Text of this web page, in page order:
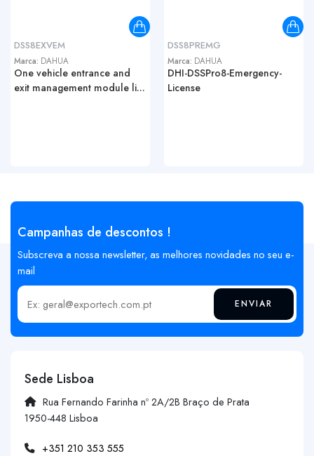
DSS8EXVEM
Marca: DAHUA
One vehicle entrance and
exit management module li...
DSS8PREMG
Marca: DAHUA
DHI-DSSPro8-Emergency-
License
Campanhas de descontos !
Subscreva a nossa newsletter, as melhores novidades no seu e-
mail
Insira o seu email ENVIAR
Sede Lisboa
Rua Fernando Farinha nº 2A/2B Braço de Prata
1950-448 Lisboa
+351 210 353 555